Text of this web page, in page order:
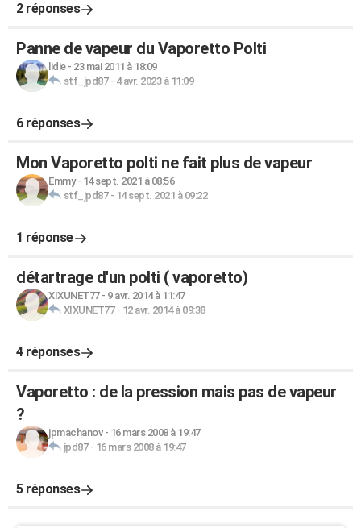
2 réponses
Panne de vapeur du Vaporetto Polti
lidie- 23 mai 2011 à 18:09
stf_jpd87- 4 avr. 2023 à 11:09
6 réponses
Mon Vaporetto polti ne fait plus de vapeur
Emmy- 14 sept. 2021 à 08:56
stf_jpd87- 14 sept. 2021 à 09:22
1 réponse
détartrage d'un polti ( vaporetto)
XIXUNET77- 9 avr. 2014 à 11:47
XIXUNET77- 12 avr. 2014 à 09:38
4 réponses
Vaporetto : de la pression mais pas de vapeur
?
jpmachanov- 16 mars 2008 à 19:47
jpd87- 16 mars 2008 à 19:47
5 réponses